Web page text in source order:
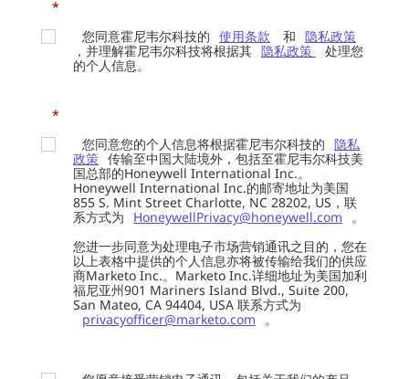
*
您同意霍尼韦尔科技的 使用条款 和 隐私政策
，并理解霍尼韦尔科技将根据其 隐私政策
处理您
的个人信息。
*
您同意您的个人信息将根据霍尼韦尔科技的 隐私
政策 传输至中国大陆境外，包括至霍尼韦尔科技美
国总部的Honeywell International Inc.。
Honeywell International Inc.的邮寄地址为美国
855 S. Mint Street Charlotte, NC 28202, US，联
系方式为
HoneywellPrivacy@honeywell.com
。
您进一步同意为处理电子市场营销通讯之目的，您在
以上表格中提供的个人信息亦将被传输给我们的供应
商Marketo Inc.。Marketo Inc.详细地址为美国加利
福尼亚州901 Mariners Island Blvd., Suite 200,
San Mateo, CA 94404, USA 联系方式为
privacyofficer@marketo.com
。